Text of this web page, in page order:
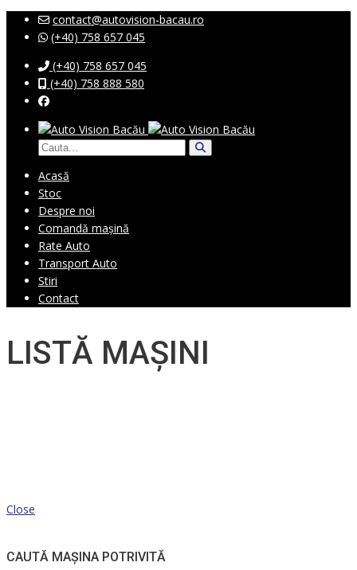
contact@autovision-bacau.ro
(+40) 758 657 045
(+40) 758 657 045
(+40) 758 888 580
Acasă
Stoc
Despre noi
Comandă mașină
Rate Auto
Transport Auto
Stiri
Contact
LISTĂ MAȘINI
Close
CAUTĂ MAȘINA POTRIVITĂ